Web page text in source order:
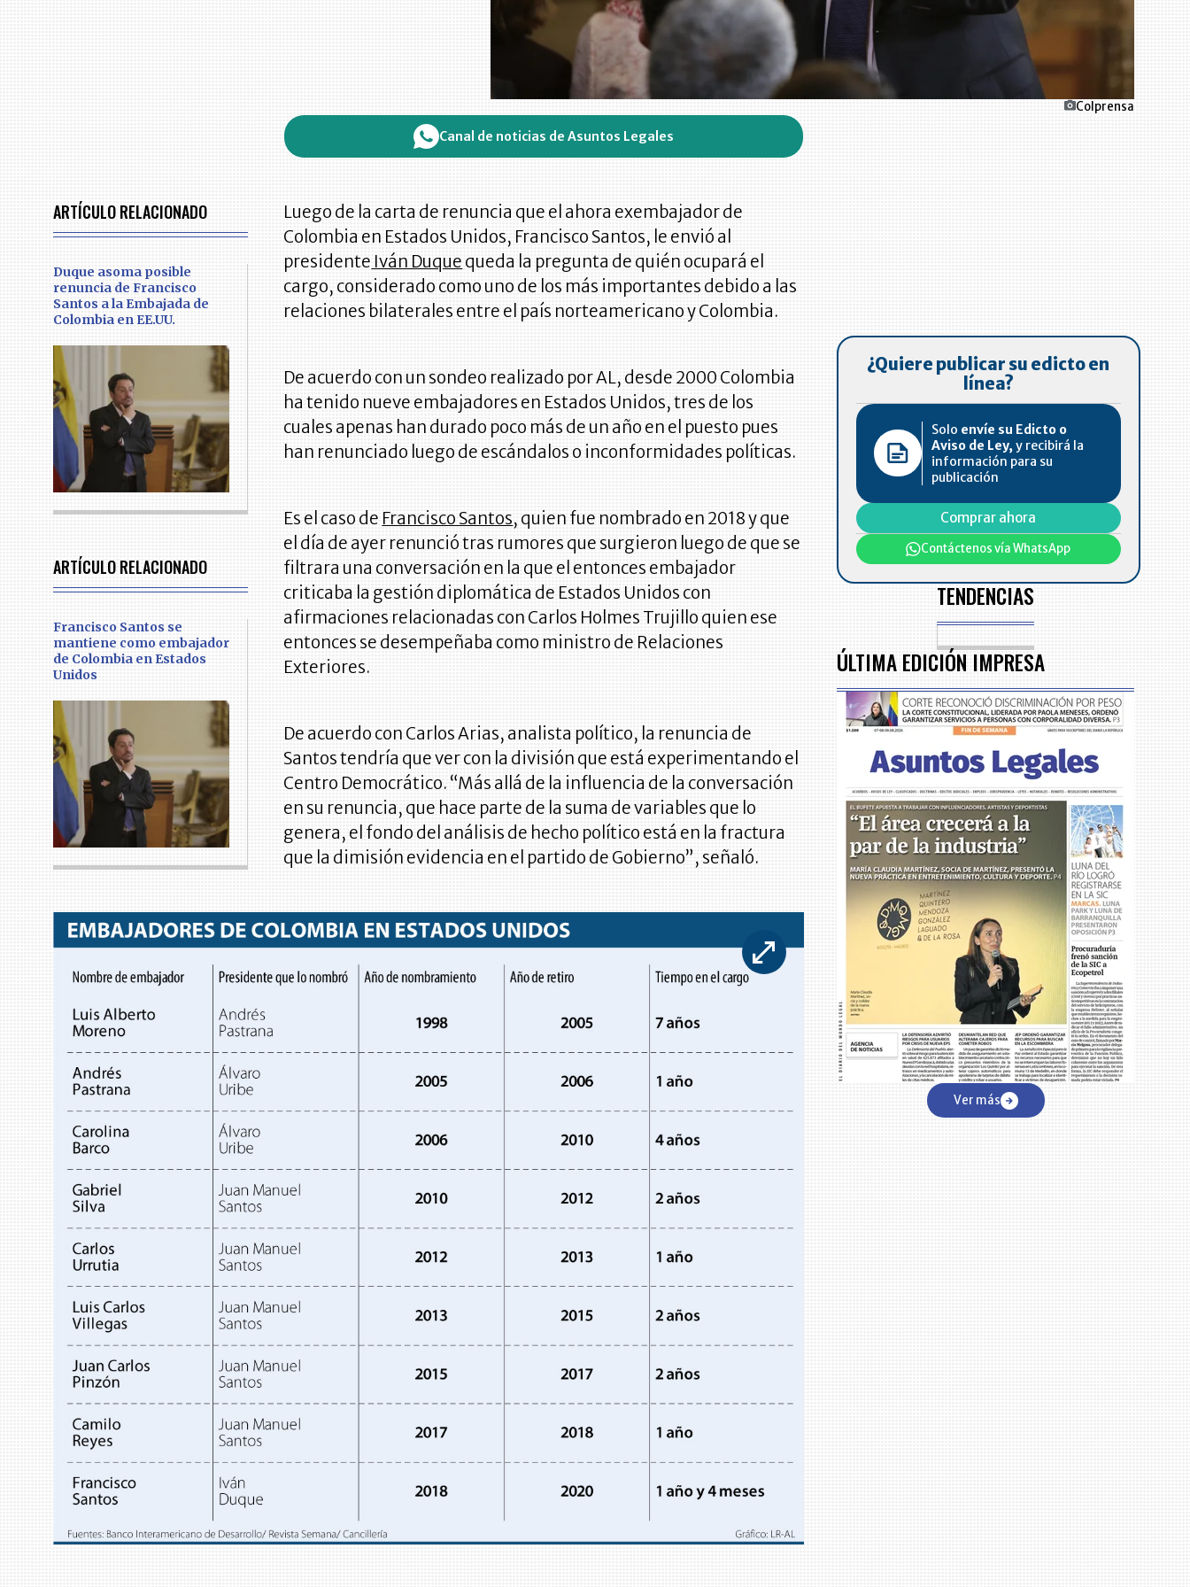
Colprensa
Canal de noticias de Asuntos Legales
ARTÍCULO RELACIONADO
Duque asoma posible
renuncia de Francisco
Santos a la Embajada de
Colombia en EE.UU.
Luego de la carta de renuncia que el ahora exembajador de
Colombia en Estados Unidos, Francisco Santos, le envió al
presidente Iván Duque queda la pregunta de quién ocupará el
cargo, considerado como uno de los más importantes debido a las
relaciones bilaterales entre el país norteamericano y Colombia.
De acuerdo con un sondeo realizado por AL, desde 2000 Colombia
ha tenido nueve embajadores en Estados Unidos, tres de los
cuales apenas han durado poco más de un año en el puesto pues
han renunciado luego de escándalos o inconformidades políticas.
ARTÍCULO RELACIONADO
Francisco Santos se
mantiene como embajador
de Colombia en Estados
Unidos
Es el caso de Francisco Santos, quien fue nombrado en 2018 y que
el día de ayer renunció tras rumores que surgieron luego de que se
filtrara una conversación en la que el entonces embajador
criticaba la gestión diplomática de Estados Unidos con
afirmaciones relacionadas con Carlos Holmes Trujillo quien ese
entonces se desempeñaba como ministro de Relaciones
Exteriores.
De acuerdo con Carlos Arias, analista político, la renuncia de
Santos tendría que ver con la división que está experimentando el
Centro Democrático. “Más allá de la influencia de la conversación
en su renuncia, que hace parte de la suma de variables que lo
genera, el fondo del análisis de hecho político está en la fractura
que la dimisión evidencia en el partido de Gobierno”, señaló.
¿Quiere publicar su edicto en
línea?
Solo envíe su Edicto o
Aviso de Ley, y recibirá la
información para su
publicación
Comprar ahora
Contáctenos vía WhatsApp
TENDENCIAS
ÚLTIMA EDICIÓN IMPRESA
Ver más